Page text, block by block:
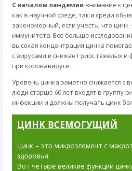
С началом пандемии внимание к
как в научной среде, так и среди
закономерный, если учесть, что цинк
иммунитета. Всё больше
высокая концентрация цинка
с вирусами и снижает риск тяжелых
при коронавирусе.
Уровень цинка заметно снижается с
люди старше 60 лет входят в группу
инфекции и должны получать цинк
ЦИНК ВСЕМОГУЩИЙ
Цинк – это микроэлемент с
здоровья.
Вот четыре великие функции